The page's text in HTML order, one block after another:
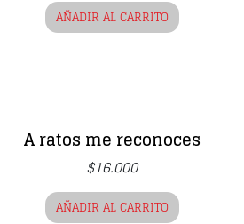
AÑADIR AL CARRITO
A ratos me reconoces
$16.000
AÑADIR AL CARRITO